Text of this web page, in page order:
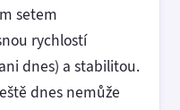
setem
rychlostí
dnes) a stabilitou.
dnes nemůže